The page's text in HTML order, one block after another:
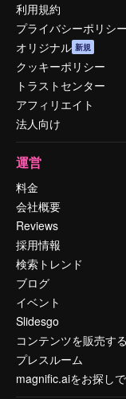
利用規約
プライバシーポリシー
オリジナル 新規
クッキーポリシー
トラストセンター
アフィリエイト
法人向け
運営
料金
会社概要
Reviews
採用情報
検索トレンド
ブログ
イベント
Slidesgo
コンテンツを販売する
プレスルーム
magnific.aiをお探し